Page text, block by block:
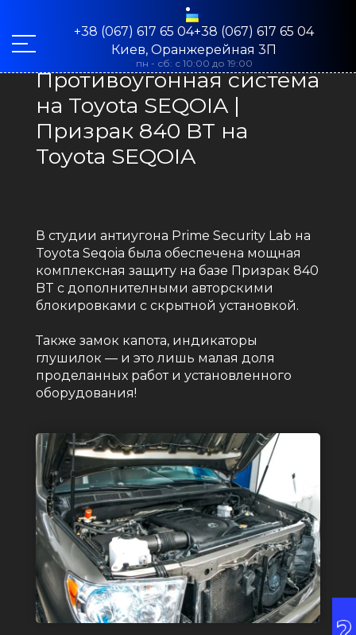
+38 (067) 617 65 04+38 (067) 617 65 04
Киев, Оранжерейная 3П
пн - сб: с 10:00 до 19:00
Противоугонная система
на Toyota SEQOIA |
Призрак 840 BT на
Toyota SEQOIA
В студии антиугона Prime Security Lab на
Toyota Seqoia была обеспечена мощная
комплексная защиту на базе Призрак 840
BT с дополнителными авторскими
блокировками с скрытной установкой.
Также замок капота, индикаторы
глушилок — и это лишь малая доля
проделанных работ и установленного
оборудования!